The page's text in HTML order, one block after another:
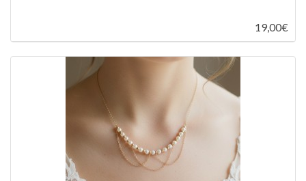
19,00€